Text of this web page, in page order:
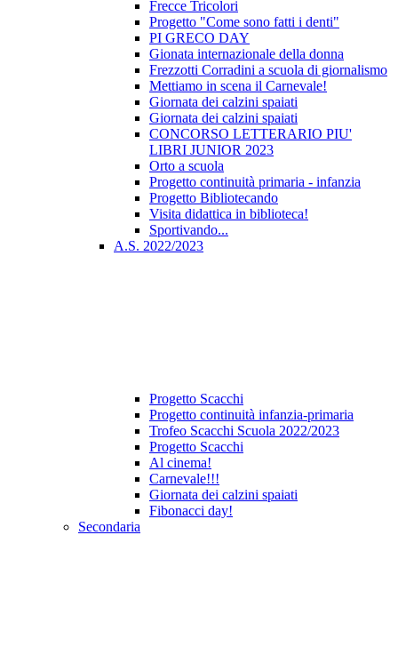
Frecce Tricolori
Progetto "Come sono fatti i denti"
PI GRECO DAY
Gionata internazionale della donna
Frezzotti Corradini a scuola di giornalismo
Mettiamo in scena il Carnevale!
Giornata dei calzini spaiati
Giornata dei calzini spaiati
CONCORSO LETTERARIO PIU'
LIBRI JUNIOR 2023
Orto a scuola
Progetto continuità primaria - infanzia
Progetto Bibliotecando
Visita didattica in biblioteca!
Sportivando...
A.S. 2022/2023
Progetto Scacchi
Progetto continuità infanzia-primaria
Trofeo Scacchi Scuola 2022/2023
Progetto Scacchi
Al cinema!
Carnevale!!!
Giornata dei calzini spaiati
Fibonacci day!
Secondaria